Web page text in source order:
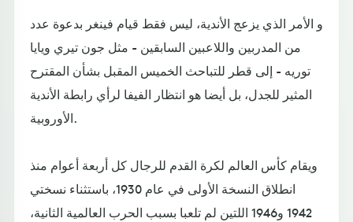
و الأمر الذي يزعج الأندية، ليس فقط قيام فينغر بدعوة عدد
من المدربين واللاعبين السابقين - مثل جون تيري ويايا
توريه - إلى قطر للتباحث الخميس المقبل بشأن المقترح
المثير للجدل، بل أيضا هو انتظار الفيفا لرأي رابطة الأندية
الأوروبية.
ويقام كأس العالم لكرة القدم للرجال كل أربعة أعوام منذ
انطلاق النسخة الأولى في عام 1930، باستثناء نسختي
1942 و1946 اللتين لم تلعبا بسبب الحرب العالمية الثانية،